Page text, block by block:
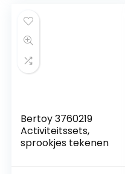
Bertoy 3760219
Activiteitssets,
sprookjes tekenen